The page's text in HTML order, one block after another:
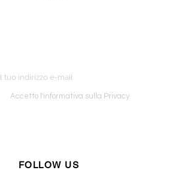
Accetto l'informativa sulla Privacy
FOLLOW US